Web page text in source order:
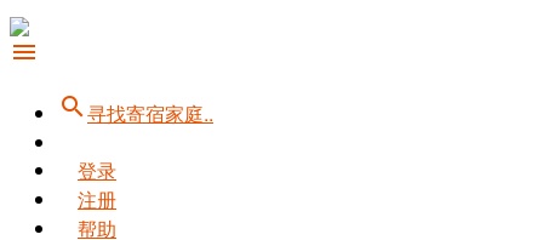
menu
search寻找寄宿家庭..
登录
注册
帮助